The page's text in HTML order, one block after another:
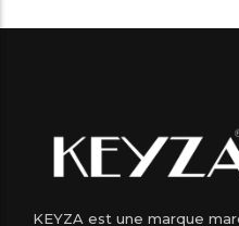
KEYZA est une marque